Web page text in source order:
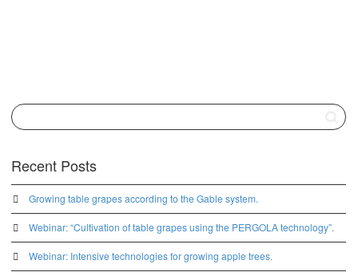
Recent Posts
Growing table grapes according to the Gable system.
Webinar: “Cultivation of table grapes using the PERGOLA technology”.
Webinar: Intensive technologies for growing apple trees.